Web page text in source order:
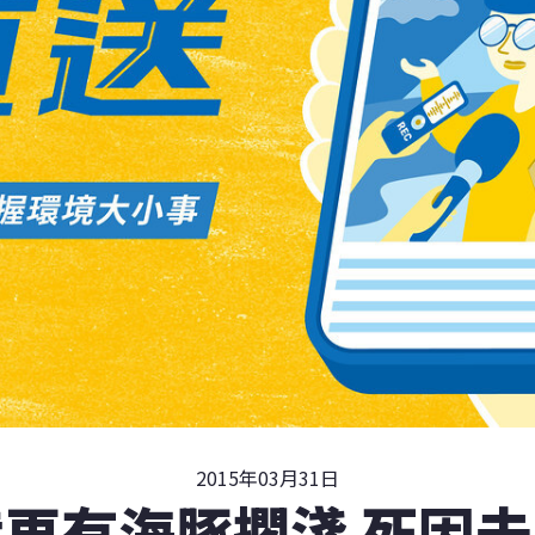
2015年03月31日